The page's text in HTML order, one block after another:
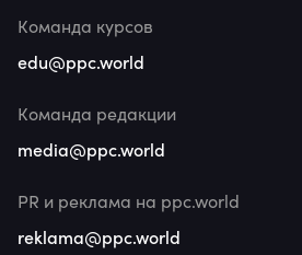
Команда курсов
edu@ppc.world
Команда редакции
media@ppc.world
PR и реклама на ppc.world
reklama@ppc.world